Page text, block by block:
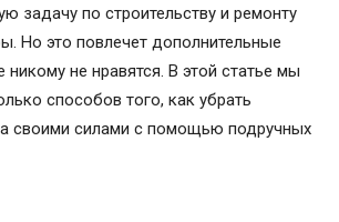
задачу по строительству и ремонту
Но это повлечет дополнительные
не нравятся. В этой статье мы
способов того, как убрать
своими силами с помощью подручных